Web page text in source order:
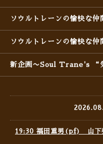
ソウルトレーンの愉快な仲
ソウルトレーンの愉快な仲
新企画〜Soul Trane's “
19:30 福田重男(pf) 山下